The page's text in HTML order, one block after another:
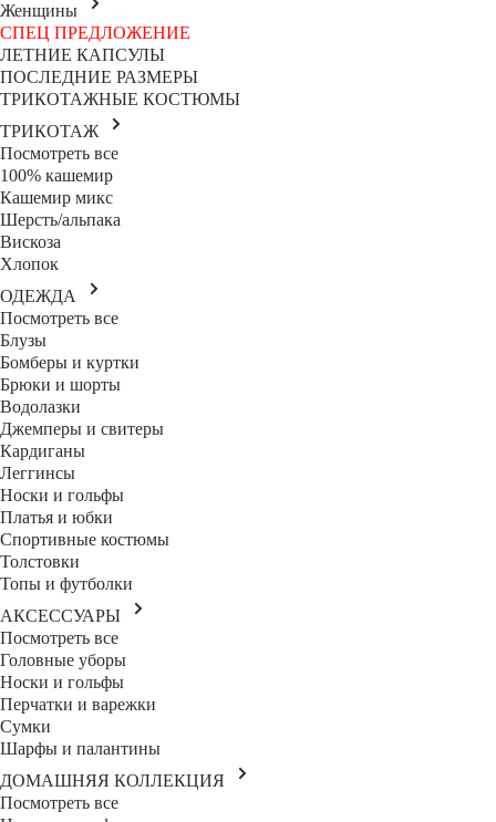
Женщины
СПЕЦ ПРЕДЛОЖЕНИЕ
ЛЕТНИЕ КАПСУЛЫ
ПОСЛЕДНИЕ РАЗМЕРЫ
ТРИКОТАЖНЫЕ КОСТЮМЫ
ТРИКОТАЖ
Посмотреть все
100% кашемир
Кашемир микс
Шерсть/альпака
Вискоза
Хлопок
ОДЕЖДА
Посмотреть все
Блузы
Бомберы и куртки
Брюки и шорты
Водолазки
Джемперы и свитеры
Кардиганы
Леггинсы
Носки и гольфы
Платья и юбки
Спортивные костюмы
Толстовки
Топы и футболки
АКСЕССУАРЫ
Посмотреть все
Головные уборы
Носки и гольфы
Перчатки и варежки
Сумки
Шарфы и палантины
ДОМАШНЯЯ КОЛЛЕКЦИЯ
Посмотреть все